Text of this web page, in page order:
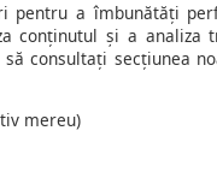
numar?
mai multe coduri
strada?
pentru a îmbunătăți
conținutul și a analiza
consultați secțiunea
mereu)